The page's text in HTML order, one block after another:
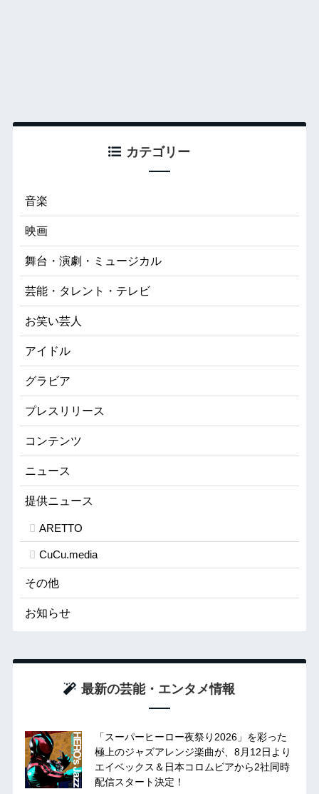
カテゴリー
音楽
映画
舞台・演劇・ミュージカル
芸能・タレント・テレビ
お笑い芸人
アイドル
グラビア
プレスリリース
コンテンツ
ニュース
提供ニュース
ARETTO
CuCu.media
その他
お知らせ
最新の芸能・エンタメ情報
「スーパーヒーロー夜祭り2026」を彩った
極上のジャズアレンジ楽曲が、8月12日より
エイベックス＆日本コロムビアから2社同時
配信スタート決定！